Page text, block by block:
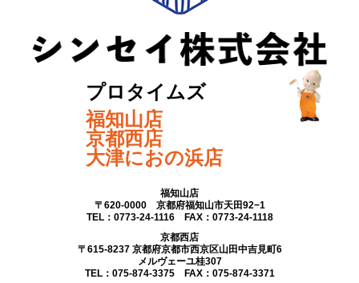
プロタイムズ
福知山店
京都西店
大津におの浜店
福知山店
〒620-0000 京都府福知山市天田92−1
TEL：0773-24-1116 FAX：0773-24-1118
京都西店
〒615-8237 京都府京都市西京区山田中吉見町6
メルヴェーユ桂307
TEL：075-874-3375 FAX：075-874-3371